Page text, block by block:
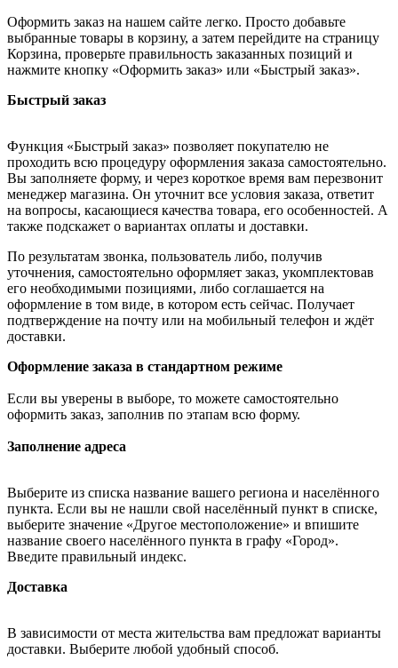
Оформить заказ на нашем сайте легко. Просто добавьте
выбранные товары в корзину, а затем перейдите на страницу
Корзина, проверьте правильность заказанных позиций и
нажмите кнопку «Оформить заказ» или «Быстрый заказ».
Быстрый заказ
Функция «Быстрый заказ» позволяет покупателю не
проходить всю процедуру оформления заказа самостоятельно.
Вы заполняете форму, и через короткое время вам перезвонит
менеджер магазина. Он уточнит все условия заказа, ответит
на вопросы, касающиеся качества товара, его особенностей. А
также подскажет о вариантах оплаты и доставки.
По результатам звонка, пользователь либо, получив
уточнения, самостоятельно оформляет заказ, укомплектовав
его необходимыми позициями, либо соглашается на
оформление в том виде, в котором есть сейчас. Получает
подтверждение на почту или на мобильный телефон и ждёт
доставки.
Оформление заказа в стандартном режиме
Если вы уверены в выборе, то можете самостоятельно
оформить заказ, заполнив по этапам всю форму.
Заполнение адреса
Выберите из списка название вашего региона и населённого
пункта. Если вы не нашли свой населённый пункт в списке,
выберите значение «Другое местоположение» и впишите
название своего населённого пункта в графу «Город».
Введите правильный индекс.
Доставка
В зависимости от места жительства вам предложат варианты
доставки. Выберите любой удобный способ.